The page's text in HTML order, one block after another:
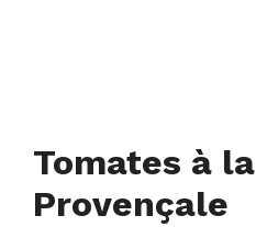
Tomates à la
Provençale